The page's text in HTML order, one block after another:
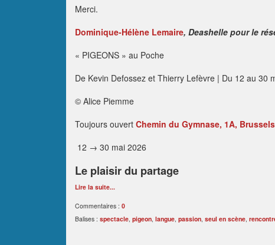
Merci.
Dominique-Hélène Lemaire, Deashelle pour le
« PIGEONS » au Poche
De Kevin Defossez et Thierry Lefèvre | Du 12 au 30
© Alice Piemme
Toujours ouvert Chemin du Gymnase, 1A,
12 → 30 mai 2026
Le plaisir du partage
Lire la suite...
Commentaires : 0
Balises : spectacle, pigeon, langue, passion, seul en scène,